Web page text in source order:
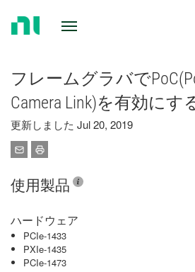
フレームグラバで
Camera Link)を有効にす
更新しました Jul 20, 2019
使用製品
ハードウェア
PCIe-1433
PXIe-1435
PCIe-1473